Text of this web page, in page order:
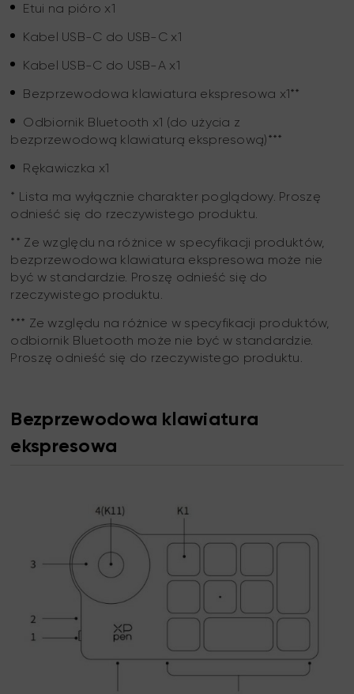
Etui na pióro x1
Kabel USB-C do USB-C x1
Kabel USB-C do USB-A x1
Bezprzewodowa klawiatura ekspresowa x1**
Odbiornik Bluetooth x1 (do użycia z
bezprzewodową klawiaturą ekspresową)***
Rękawiczka x1
* Lista ma wyłącznie charakter poglądowy. Proszę
odnieść się do rzeczywistego produktu.
** Ze względu na różnice w specyfikacji produktów,
bezprzewodowa klawiatura ekspresowa może nie
być w standardzie. Proszę odnieść się do
rzeczywistego produktu.
*** Ze względu na różnice w specyfikacji produktów,
odbiornik Bluetooth może nie być w standardzie.
Proszę odnieść się do rzeczywistego produktu.
Bezprzewodowa klawiatura
ekspresowa